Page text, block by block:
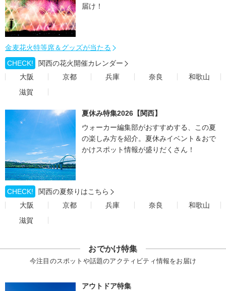
届け！
金麦花火特等席＆グッズが当たる
CHECK!
関西の花火開催カレンダー
大阪
京都 兵庫 奈良
和歌山
滋賀
夏休み特集2026【関西】
ウォーカー編集部がおすすめする、この夏
の楽しみ方を紹介。夏休みイベント＆おで
かけスポット情報が盛りだくさん！
CHECK!
関西の夏祭りはこちら
大阪
京都 兵庫 奈良
和歌山
滋賀
おでかけ特集
今注目のスポットや話題のアクティビティ情報をお届け
アウトドア特集